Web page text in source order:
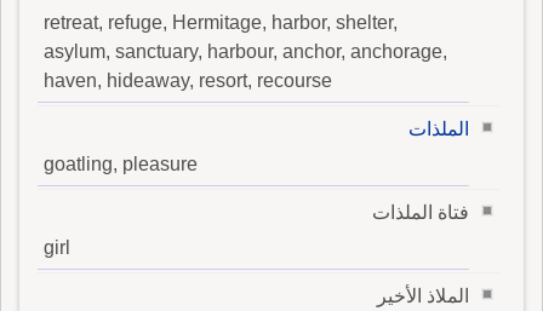
retreat, refuge, Hermitage, harbor, shelter,
asylum, sanctuary, harbour, anchor, anchorage,
haven, hideaway, resort, recourse
الملذات
goatling, pleasure
فتاة الملذات
girl
الملاذ الأخير